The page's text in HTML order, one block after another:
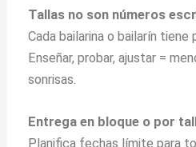
Tallas no son números
Cada bailarina o bailarín tiene
Enseñar, probar, ajustar =
sonrisas.
Entrega en bloque o por
Planifica fechas límite para